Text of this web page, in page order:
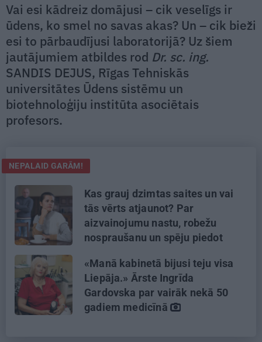
Vai esi kādreiz domājusi – cik veselīgs ir
ūdens, ko smel no savas akas? Un – cik bieži
esi to pārbaudījusi laboratorijā? Uz šiem
jautājumiem atbildes rod Dr. sc. ing.
SANDIS DEJUS, Rīgas Tehniskās
universitātes Ūdens sistēmu un
biotehnoloģiju institūta asociētais
profesors.
NEPALAID GARĀM!
Kas grauj dzimtas saites un vai
tās vērts atjaunot? Par
aizvainojumu nastu, robežu
nospraušanu un spēju piedot
«Manā kabinetā bijusi teju visa
Liepāja.» Ārste Ingrīda
Gardovska par vairāk nekā 50
gadiem medicīnā